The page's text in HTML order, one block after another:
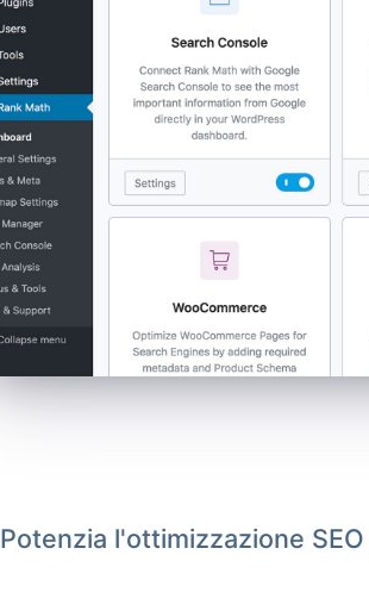
Potenzia l'ottimizzazione